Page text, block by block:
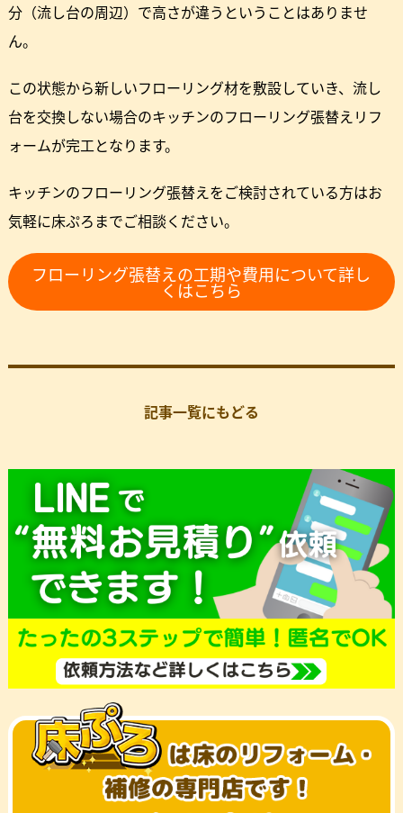
分（流し台の周辺）で高さが違うということはありませ
ん。
この状態から新しいフローリング材を敷設していき、流し
台を交換しない場合のキッチンのフローリング張替えリフ
ォームが完工となります。
キッチンのフローリング張替えをご検討されている方はお
気軽に床ぷろまでご相談ください。
フローリング張替えの工期や費用について詳し
くはこちら
記事一覧にもどる